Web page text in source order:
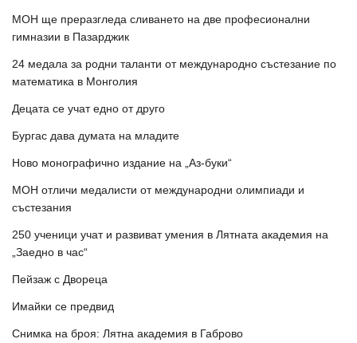
МОН ще преразгледа сливането на две професионални
гимназии в Пазарджик
24 медала за родни таланти от международно състезание по
математика в Монголия
Децата се учат едно от друго
Бургас дава думата на младите
Ново монографично издание на „Аз-буки“
МОН отличи медалисти от международни олимпиади и
състезания
250 ученици учат и развиват умения в Лятната академия на
„Заедно в час“
Пейзаж с Двореца
Имайки се предвид
Снимка на броя: Лятна академия в Габрово